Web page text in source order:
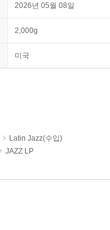
2026년 05월 08일
2,000g
미국
Latin Jazz(수입)
JAZZ LP